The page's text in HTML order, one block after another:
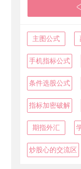
主图公式
手机指标公式
条件选股公式
指标加密破解
期指外汇
炒股心的交流区